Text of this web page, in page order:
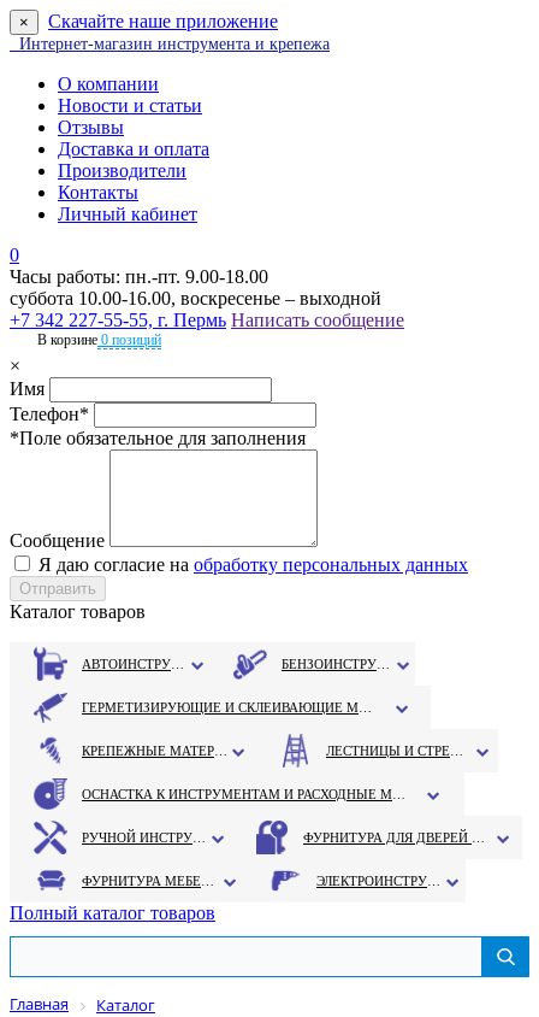
× Скачайте наше приложение
Интернет-магазин инструмента и крепежа
О компании
Новости и статьи
Отзывы
Доставка и оплата
Производители
Контакты
Личный кабинет
0
Часы работы: пн.-пт. 9.00-18.00
суббота 10.00-16.00, воскресенье – выходной
+7 342 227-55-55, г. Пермь Написать сообщение
В корзине 0 позиций
×
Имя
Телефон*
*Поле обязательное для заполнения
Сообщение
Я даю согласие на обработку персональных данных
Каталог товаров
Полный каталог товаров
Главная
Каталог